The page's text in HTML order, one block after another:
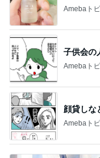
Amebaト
子供会の
Amebaト
顔貸しな
Amebaト